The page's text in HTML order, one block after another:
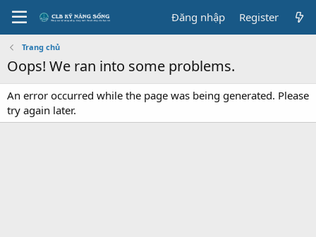
Đăng nhập Register
Trang chủ
Oops! We ran into some problems.
An error occurred while the page was being generated. Please
try again later.